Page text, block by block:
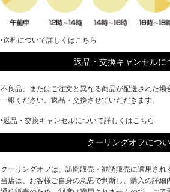
‣送料について詳しくはこちら
返品・交換キャンセルに
不良品、またはご注文と異なる商品が配送された
一報ください。返品・交換させていただきます。
‣返品・交換キャンセルについて詳しくはこちら
クーリングオフにつ
クーリングオフは、訪問販売・勧誘販売に適用され
当店は、お客様ご自身の意思で判断し、購入の詳細